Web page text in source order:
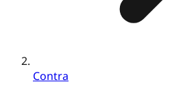
Contra